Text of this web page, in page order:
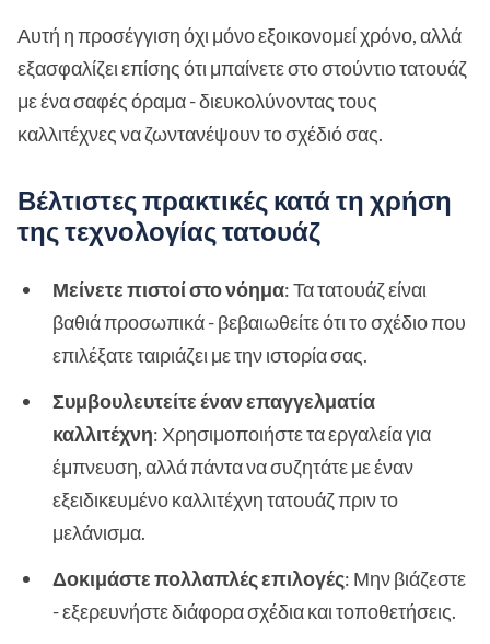
Αυτή η προσέγγιση όχι μόνο εξοικονομεί χρόνο, αλλά
εξασφαλίζει επίσης ότι μπαίνετε στο στούντιο τατουάζ
με ένα σαφές όραμα - διευκολύνοντας τους
καλλιτέχνες να ζωντανέψουν το σχέδιό σας.
Βέλτιστες πρακτικές κατά τη χρήση
της τεχνολογίας τατουάζ
Μείνετε πιστοί στο νόημα: Τα τατουάζ είναι
βαθιά προσωπικά - βεβαιωθείτε ότι το σχέδιο που
επιλέξατε ταιριάζει με την ιστορία σας.
Συμβουλευτείτε έναν επαγγελματία
καλλιτέχνη: Χρησιμοποιήστε τα εργαλεία για
έμπνευση, αλλά πάντα να συζητάτε με έναν
εξειδικευμένο καλλιτέχνη τατουάζ πριν το
μελάνισμα.
Δοκιμάστε πολλαπλές επιλογές: Μην βιάζεστε
- εξερευνήστε διάφορα σχέδια και τοποθετήσεις.